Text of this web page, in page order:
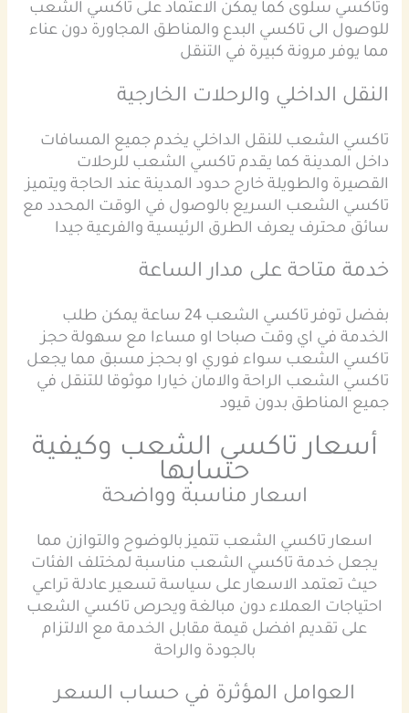
وتاكسي سلوى كما يمكن الاعتماد على تاكسي الشعب
للوصول الى تاكسي البدع والمناطق المجاورة دون عناء
مما يوفر مرونة كبيرة في التنقل
النقل الداخلي والرحلات الخارجية
تاكسي الشعب للنقل الداخلي يخدم جميع المسافات
داخل المدينة كما يقدم تاكسي الشعب للرحلات
القصيرة والطويلة خارج حدود المدينة عند الحاجة ويتميز
تاكسي الشعب السريع بالوصول في الوقت المحدد مع
سائق محترف يعرف الطرق الرئيسية والفرعية جيدا
خدمة متاحة على مدار الساعة
بفضل توفر تاكسي الشعب 24 ساعة يمكن طلب
الخدمة في اي وقت صباحا او مساءا مع سهولة حجز
تاكسي الشعب سواء فوري او بحجز مسبق مما يجعل
تاكسي الشعب الراحة والامان خيارا موثوقا للتنقل في
جميع المناطق بدون قيود
أسعار تاكسي الشعب وكيفية
حسابها
اسعار مناسبة وواضحة
اسعار تاكسي الشعب تتميز بالوضوح والتوازن مما
يجعل خدمة تاكسي الشعب مناسبة لمختلف الفئات
حيث تعتمد الاسعار على سياسة تسعير عادلة تراعي
احتياجات العملاء دون مبالغة ويحرص تاكسي الشعب
على تقديم افضل قيمة مقابل الخدمة مع الالتزام
بالجودة والراحة
العوامل المؤثرة في حساب السعر